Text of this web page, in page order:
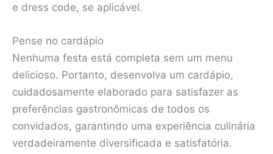
e dress code, se aplicável.
Pense no cardápio
Nenhuma festa está completa sem um menu
delicioso. Portanto, desenvolva um cardápio,
cuidadosamente elaborado para satisfazer as
preferências gastronômicas de todos os
convidados, garantindo uma experiência culinária
verdadeiramente diversificada e satisfatória.